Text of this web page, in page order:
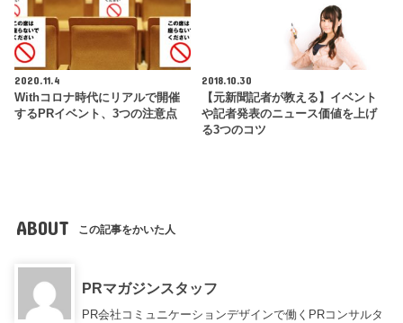
2020.11.4
Withコロナ時代にリアルで開催
するPRイベント、3つの注意点
2018.10.30
【元新聞記者が教える】イベント
や記者発表のニュース価値を上げ
る3つのコツ
ABOUT この記事をかいた人
PRマガジンスタッフ
PR会社コミュニケーションデザインで働くPRコンサルタ